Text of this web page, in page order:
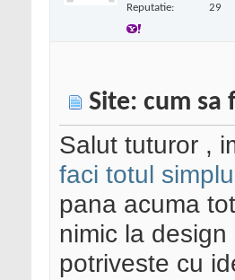
Reputatie: 29
Site: cum sa
Salut tuturor ,
faci totul
pana acuma
nimic la
potriveste cu